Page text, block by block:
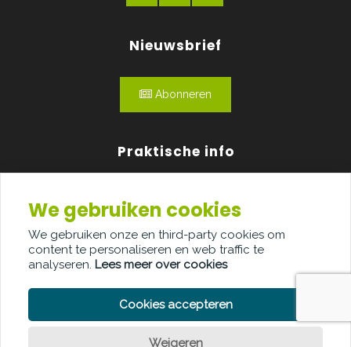
Nieuwsbrief
Abonneren
Praktische info
Over ons
Adverteren
Contact
We gebruiken cookies
We gebruiken onze en third-party cookies om
content te personaliseren en web traffic te
analyseren. Lees meer over cookies
Cookies accepteren
Weigeren